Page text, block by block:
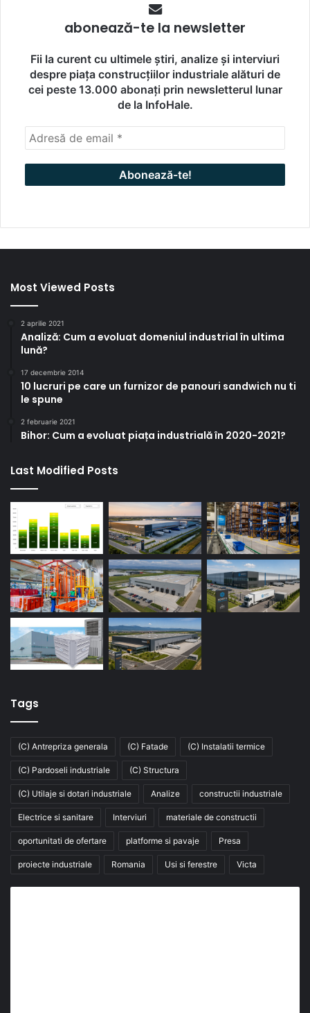
abonează-te la newsletter
Fii la curent cu ultimele știri, analize și interviuri
despre piața construcțiilor industriale alături de
cei peste 13.000 abonați prin newsletterul lunar
de la InfoHale.
Most Viewed Posts
2 aprilie 2021
Analiză: Cum a evoluat domeniul industrial în ultima
lună?
17 decembrie 2014
10 lucruri pe care un furnizor de panouri sandwich nu ti
le spune
2 februarie 2021
Bihor: Cum a evoluat piața industrială în 2020-2021?
Last Modified Posts
Tags
(C) Antrepriza generala (C) Fatade (C) Instalatii termice
(C) Pardoseli industriale (C) Structura
(C) Utilaje si dotari industriale Analize constructii industriale
Electrice si sanitare Interviuri materiale de constructii
oportunitati de ofertare platforme si pavaje Presa
proiecte industriale Romania Usi si ferestre Victa